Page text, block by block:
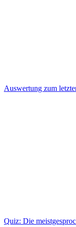
Auswertung zum
Quiz: Die